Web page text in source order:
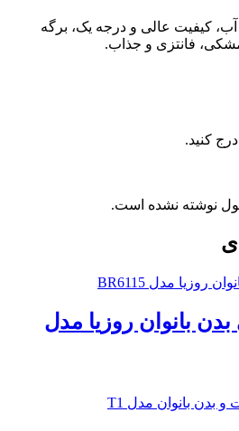
کیفیت عالی و درجه یک، برگه
فانتزی و جذاب.
کنید.
نوشته نشده است.
بانوان روزیا مدل